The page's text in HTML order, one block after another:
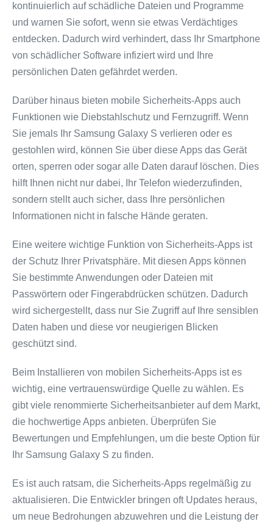
kontinuierlich auf schädliche Dateien und Programme
und warnen Sie sofort, wenn sie etwas Verdächtiges
entdecken. Dadurch wird verhindert, dass Ihr Smartphone
von schädlicher Software infiziert wird und Ihre
persönlichen Daten gefährdet werden.
Darüber hinaus bieten mobile Sicherheits-Apps auch
Funktionen wie Diebstahlschutz und Fernzugriff. Wenn
Sie jemals Ihr Samsung Galaxy S verlieren oder es
gestohlen wird, können Sie über diese Apps das Gerät
orten, sperren oder sogar alle Daten darauf löschen. Dies
hilft Ihnen nicht nur dabei, Ihr Telefon wiederzufinden,
sondern stellt auch sicher, dass Ihre persönlichen
Informationen nicht in falsche Hände geraten.
Eine weitere wichtige Funktion von Sicherheits-Apps ist
der Schutz Ihrer Privatsphäre. Mit diesen Apps können
Sie bestimmte Anwendungen oder Dateien mit
Passwörtern oder Fingerabdrücken schützen. Dadurch
wird sichergestellt, dass nur Sie Zugriff auf Ihre sensiblen
Daten haben und diese vor neugierigen Blicken
geschützt sind.
Beim Installieren von mobilen Sicherheits-Apps ist es
wichtig, eine vertrauenswürdige Quelle zu wählen. Es
gibt viele renommierte Sicherheitsanbieter auf dem Markt,
die hochwertige Apps anbieten. Überprüfen Sie
Bewertungen und Empfehlungen, um die beste Option für
Ihr Samsung Galaxy S zu finden.
Es ist auch ratsam, die Sicherheits-Apps regelmäßig zu
aktualisieren. Die Entwickler bringen oft Updates heraus,
um neue Bedrohungen abzuwehren und die Leistung der